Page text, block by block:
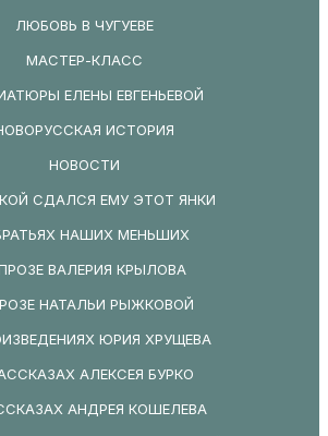
ЛЮБОВЬ В ЧУГУЕВЕ
МАСТЕР-КЛАСС
ЕЛЕНЫ ЕВГЕНЬЕВОЙ
ИСТОРИЯ
НОВОСТИ
СДАЛСЯ ЕМУ ЭТОТ ЯНКИ
НАШИХ МЕНЬШИХ
ВАЛЕРИЯ КРЫЛОВА
НАТАЛЬИ РЫЖКОВОЙ
ЮРИЯ ХРУЩЕВА
АЛЕКСЕЯ БУРКО
АНДРЕЯ КОШЕЛЕВА